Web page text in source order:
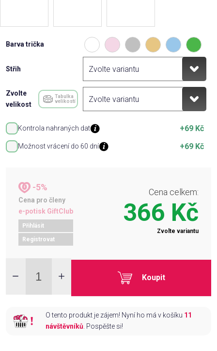
Barva trička
Střih
Zvolte
velikost
Tabulka
velikostí
Kontrola nahraných dat +69 Kč
Možnost vrácení do 60 dní +69 Kč
-5%
Cena pro členy
e-potisk GiftClub
Přihlásit
Registrovat
Cena celkem:
366 Kč
Zvolte variantu
Koupit
O tento produkt je zájem! Nyní ho má v košíku 11
návštěvníků. Pospěšte si!